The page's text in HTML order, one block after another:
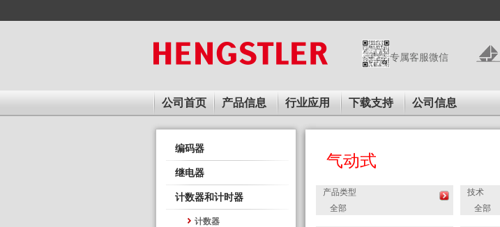
main
专属客服微信
公司首页 产品信息 行业应用 下载支持 公司信息
编码器
继电器
计数器和计时器
计数器
气动式
产品类型
全部
技术
全部